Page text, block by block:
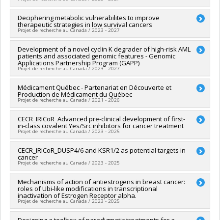
Canada
Grant programs:PVXXXXXX-(PJT) Subvention Projet
Lead researcher : Guy Sauvageau
Co-researchers :Anne Marinier
Funding sources:
génomique à grande échelle et Plates-formes scientifiques
tech.
Deciphering metabolic vulnerabilites to improve
therapeutic strategies in low survival cancers
Projet de recherche au Canada / 2023 - 2027
Lead researcher : Guy Sauvageau
Co-researchers :Sébastien Lemieux,Anne Marinier,
Hébert,Vincent-Philippe Lavallée,Geneviève Deblois
Huy Trinh,Neil Renwick,Yuzhuo Wang
Funding sources:IRSCC/Institut de recherche de la Société
canadienne du cancer
Grant programs:
Development of a novel cyclin K degrader of high-risk AML
patients and associated genomic features - Genomic
Applications Partnership Program (GAPP)
Projet de recherche au Canada / 2023 - 2027
Lead researcher :Guy Sauvageau
Co-researchers :Anne Marinier
Funding sources:
Médicament Québec - Partenariat en Découverte et
Production de Médicament du Québec
Projet de recherche au Canada / 2021 - 2026
Lead researcher :Marie-Josée Hébert,Sylvie Lesage
Co-researchers :André Charette,Yves Joanette,Éric Lécuyer
Anne Marinier
François Gélinas
Funding sources: Ministère Économie et Innovation
Grant programs:
CECR_IRICoR_Advanced pre-clinical development of first-
in-class covalent Yes/Src inhibitors for cancer treatment
Projet de recherche au Canada / 2023 - 2025
Co-researchers :Sylvain Meloche,Anne Marinier
Funding sources:
Secrétariat Inter-Conseil et Réseaux des
centres d'excellence (RCE)
CECR_IRICoR_DUSP4/6 and KSR1/2 as potential targets in
cancer
Projet de recherche au Canada / 2023 - 2025
Lead researcher :Marc Therrien
Co-researchers :Anne Marinier
Funding sources:Secrétariat Inter-Conseil et Réseaux des
centres d'excellence (RCE)
Grant programs:
Mechanisms of action of antiestrogens in breast cancer:
roles of Ubi-like modifications in transcriptional
inactivation of Estrogen Receptor alpha.
Projet de recherche au Canada / 2023 - 2025